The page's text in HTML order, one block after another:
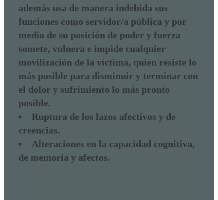
además usa de manera indebida sus
funciones como servidor/a pública y por
medio de su posición de poder y fuerza
somete, vulnera e impide cualquier
movilización de la víctima, quien resiste lo
más posible para disminuir y terminar con
el dolor y sufrimiento lo más pronto
posible.
Ruptura de los lazos afectivos y de
creencias.
Alteraciones en la capacidad cognitiva,
de memoria y afectos.